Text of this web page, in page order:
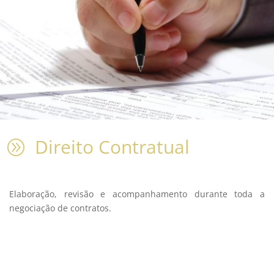
A Direito Contratual
Elaboração, revisão e acompanhamento durante toda a
negociação de contratos.